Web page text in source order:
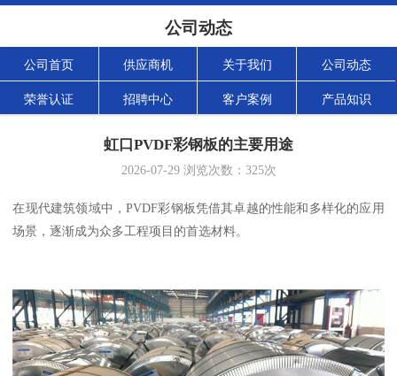
公司动态
公司首页 供应商机 关于我们 公司动态
荣誉认证 招聘中心 客户案例 产品知识
虹口PVDF彩钢板的主要用途
2026-07-29浏览次数： 325次
在现代建筑领域中，PVDF彩钢板凭借其卓越的性能和多样化的应用
场景，逐渐成为众多工程项目的首选材料。